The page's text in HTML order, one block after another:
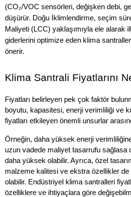
(CO₂/VOC sensörleri, değişken debi,
düşürür. Doğu İklimlendirme, seçim
Maliyeti (LCC) yaklaşımıyla ele alarak
giderlerini optimize eden klima
önerir.
Klima Santrali Fiyatlarını
Fiyatları belirleyen pek çok faktör
boyutu, kapasitesi, enerji verimliliği ve
fiyatları etkileyen önemli unsurlar
Örneğin, daha yüksek enerji
uzun vadede maliyet tasarrufu sağlasa
daha yüksek olabilir. Ayrıca, özel
malzeme kalitesi ve ekstra özellikler de
olabilir. Endüstriyel klima santralleri
özelliklere ve ihtiyaçlara göre